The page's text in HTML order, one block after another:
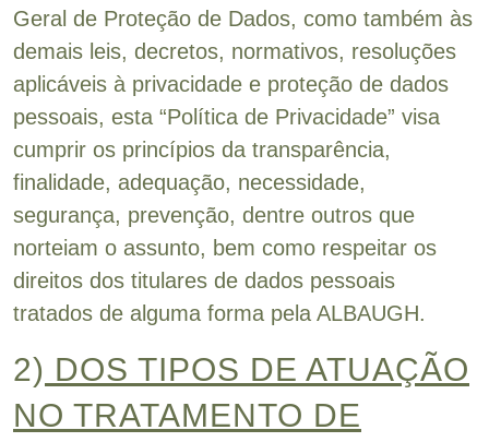
Geral de Proteção de Dados, como também às
demais leis, decretos, normativos, resoluções
aplicáveis à privacidade e proteção de dados
pessoais, esta “Política de Privacidade” visa
cumprir os princípios da transparência,
finalidade, adequação, necessidade,
segurança, prevenção, dentre outros que
norteiam o assunto, bem como respeitar os
direitos dos titulares de dados pessoais
tratados de alguma forma pela ALBAUGH.
2) DOS TIPOS DE ATUAÇÃO
NO TRATAMENTO DE